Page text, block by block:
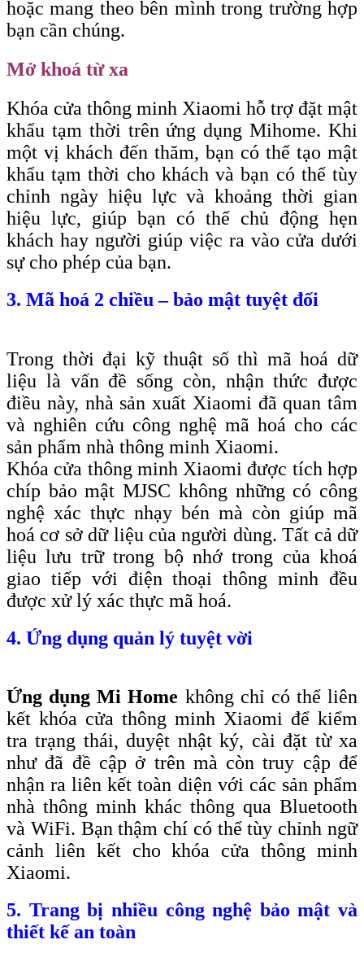
hoặc mang theo bên mình trong trường hợp
bạn cần chúng.
Mở khoá từ xa
Khóa cửa thông minh Xiaomi hỗ trợ đặt mật
khẩu tạm thời trên ứng dụng Mihome. Khi
một vị khách đến thăm, bạn có thể tạo mật
khẩu tạm thời cho khách và bạn có thể tùy
chỉnh ngày hiệu lực và khoảng thời gian
hiệu lực, giúp bạn có thể chủ động hẹn
khách hay người giúp việc ra vào cửa dưới
sự cho phép của bạn.
3. Mã hoá 2 chiều – bảo mật tuyệt đối
Trong thời đại kỹ thuật số thì mã hoá dữ
liệu là vấn đề sống còn, nhận thức được
điều này, nhà sản xuất Xiaomi đã quan tâm
và nghiên cứu công nghệ mã hoá cho các
sản phẩm nhà thông minh Xiaomi.
Khóa cửa thông minh Xiaomi được tích hợp
chíp bảo mật MJSC không những có công
nghệ xác thực nhạy bén mà còn giúp mã
hoá cơ sở dữ liệu của người dùng. Tất cả dữ
liệu lưu trữ trong bộ nhớ trong của khoá
giao tiếp với điện thoại thông minh đều
được xử lý xác thực mã hoá.
4. Ứng dụng quản lý tuyệt vời
Ứng dụng Mi Home không chỉ có thể liên
kết khóa cửa thông minh Xiaomi để kiểm
tra trạng thái, duyệt nhật ký, cài đặt từ xa
như đã đề cập ở trên mà còn truy cập để
nhận ra liên kết toàn diện với các sản phẩm
nhà thông minh khác thông qua Bluetooth
và WiFi. Bạn thậm chí có thể tùy chỉnh ngữ
cảnh liên kết cho khóa cửa thông minh
Xiaomi.
5. Trang bị nhiều công nghệ bảo mật và
thiết kế an toàn